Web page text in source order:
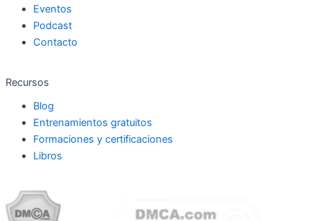
Eventos
Podcast
Contacto
Recursos
Blog
Entrenamientos gratuitos
Formaciones y certificaciones
Libros